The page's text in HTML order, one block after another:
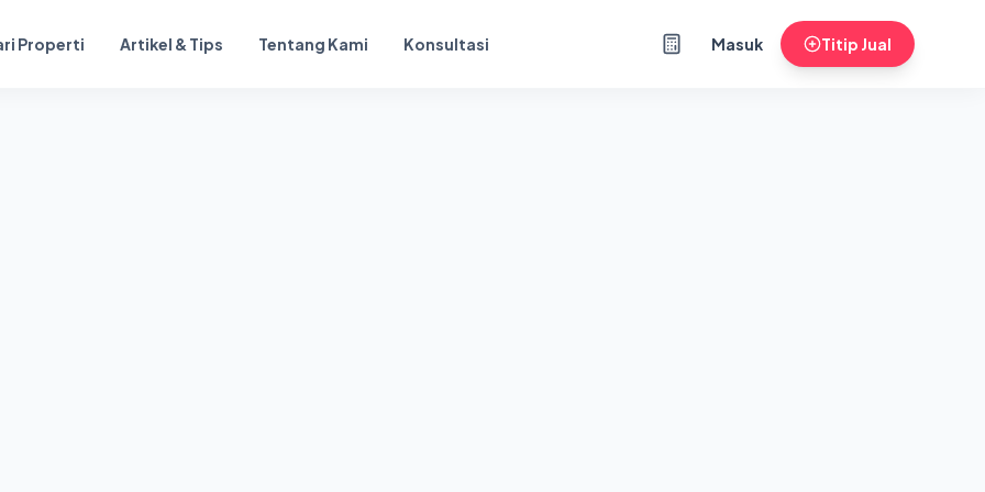
Properti Artikel & Tips Tentang Kami Konsultasi Masuk Titip Jual